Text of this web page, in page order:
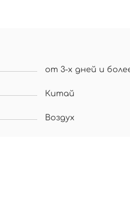
от 3-х дней и
Китай
Воздух